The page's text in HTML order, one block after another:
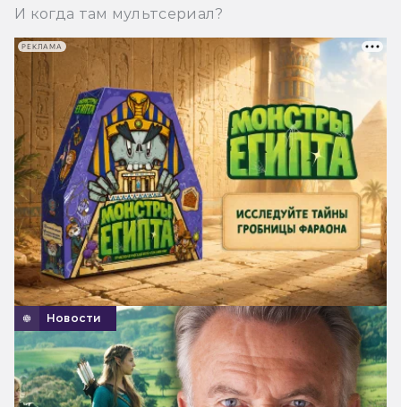
И когда там мультсериал?
Новости
РЕКЛАМА